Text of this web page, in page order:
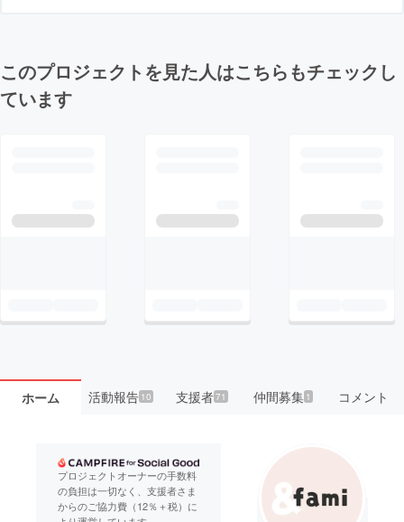
このプロジェクトを見た人はこちらもチェックし
ています
ホーム 活動報告10 支援者71 仲間募集 1 コメント
プロジェクトオーナーの手数料
の負担は一切なく、支援者さま
からのご協力費（12％＋税）に